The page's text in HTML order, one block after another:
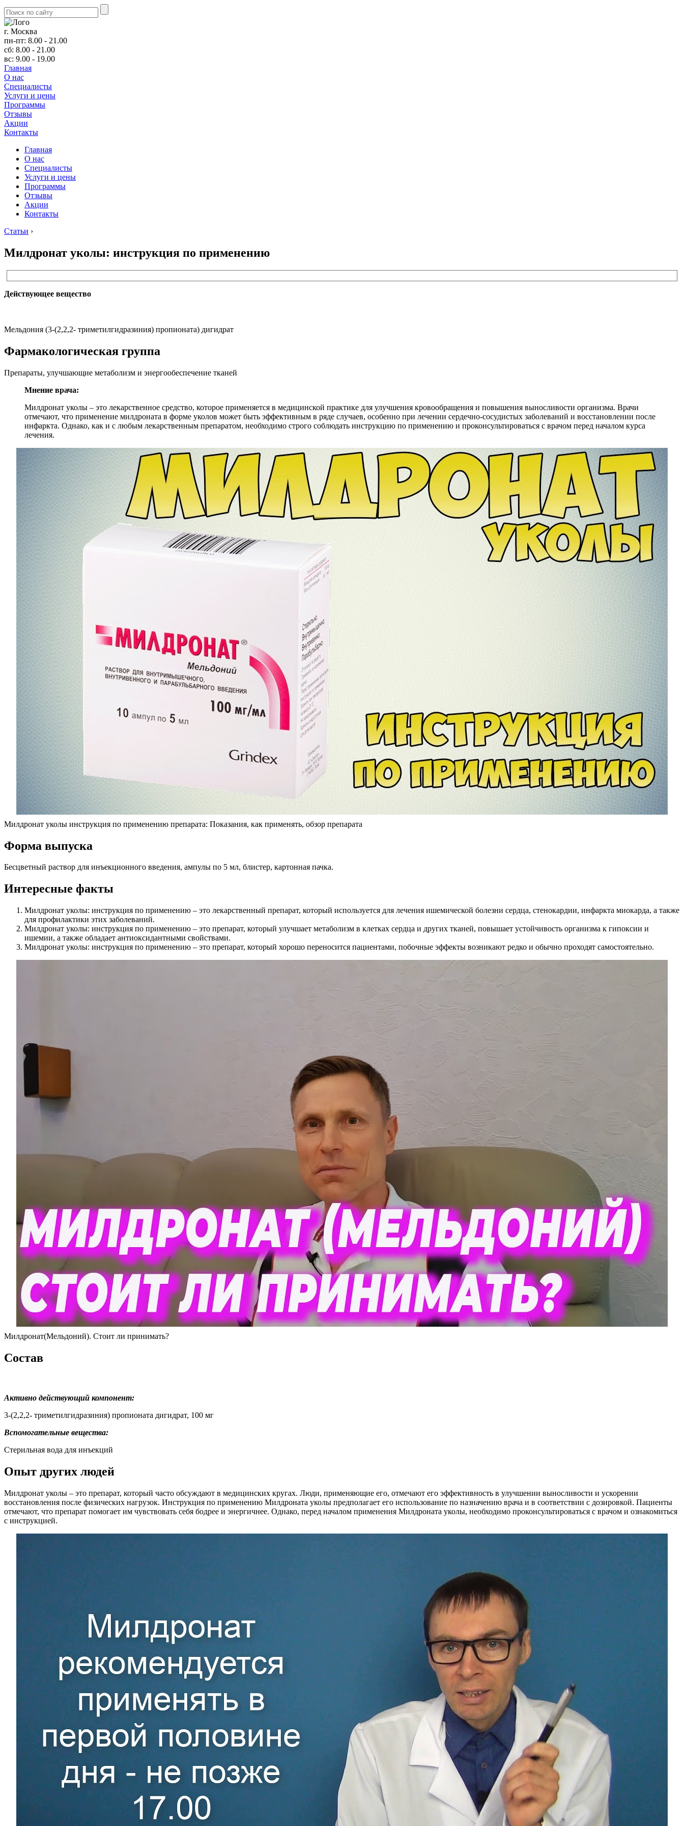
г. Москва
пн-пт: 8.00 - 21.00
сб: 8.00 - 21.00
вс: 9.00 - 19.00
Главная
О нас
Cпециалисты
Услуги и цены
Программы
Отзывы
Акции
Контакты
Главная
О нас
Cпециалисты
Услуги и цены
Программы
Отзывы
Акции
Контакты
Статьи ›
Милдронат уколы: инструкция по применению
Действующее вещество
Мельдония (3-(2,2,2- триметилгидразиния) пропионата) дигидрат
Фармакологическая группа
Препараты, улучшающие метаболизм и энергообеспечение тканей
Мнение врача:
Милдронат уколы – это лекарственное средство, которое применяется в медицинской практике для улучшения кровообращения и повышения выносливости организма. Врачи
отмечают, что применение милдроната в форме уколов может быть эффективным в ряде случаев, особенно при лечении сердечно-сосудистых заболеваний и восстановлении после
инфаркта. Однако, как и с любым лекарственным препаратом, необходимо строго соблюдать инструкцию по применению и проконсультироваться с врачом перед началом курса
лечения.
Милдронат уколы инструкция по применению препарата: Показания, как применять, обзор препарата
Форма выпуска
Бесцветный раствор для инъекционного введения, ампулы по 5 мл, блистер, картонная пачка.
Интересные факты
Милдронат уколы: инструкция по применению – это лекарственный препарат, который используется для лечения ишемической болезни сердца, стенокардии, инфаркта миокарда, а также
для профилактики этих заболеваний.
Милдронат уколы: инструкция по применению – это препарат, который улучшает метаболизм в клетках сердца и других тканей, повышает устойчивость организма к гипоксии и
ишемии, а также обладает антиоксидантными свойствами.
Милдронат уколы: инструкция по применению – это препарат, который хорошо переносится пациентами, побочные эффекты возникают редко и обычно проходят самостоятельно.
Милдронат(Мельдоний). Стоит ли принимать?
Состав
Активно действующий компонент:
3-(2,2,2- триметилгидразиния) пропионата дигидрат, 100 мг
Вспомогательные вещества:
Стерильная вода для инъекций
Опыт других людей
Милдронат уколы – это препарат, который часто обсуждают в медицинских кругах. Люди, применяющие его, отмечают его эффективность в улучшении выносливости и ускорении
восстановления после физических нагрузок. Инструкция по применению Милдроната уколы предполагает его использование по назначению врача и в соответствии с дозировкой. Пациенты
отмечают, что препарат помогает им чувствовать себя бодрее и энергичнее. Однако, перед началом применения Милдроната уколы, необходимо проконсультироваться с врачом и ознакомиться
с инструкцией.